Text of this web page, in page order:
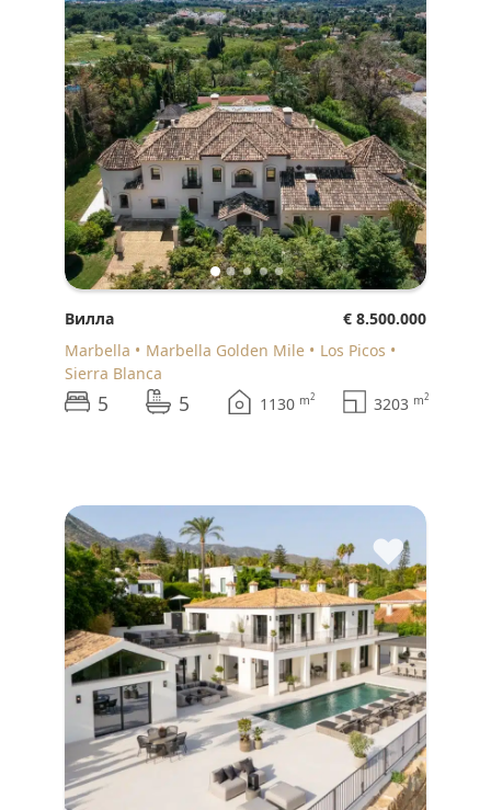
Вилла
€ 8.500.000
Marbella
Marbella Golden Mile
Los Picos
Sierra Blanca
5 5 1130 m2 3203 m2
♥